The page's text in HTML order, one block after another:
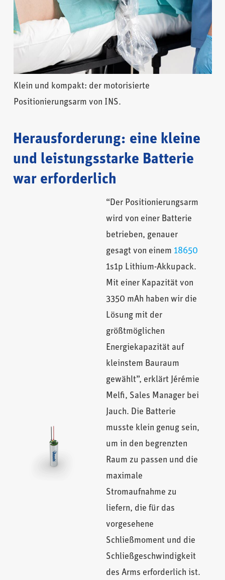
Klein und kompakt: der motorisierte
Positionierungsarm von INS.
Herausforderung: eine kleine
und leistungsstarke Batterie
war erforderlich
“Der Positionierungsarm
wird von einer Batterie
betrieben, genauer
gesagt von einem 18650
1s1p Lithium-Akkupack.
Mit einer Kapazität von
3350 mAh haben wir die
Lösung mit der
größtmöglichen
Energiekapazität auf
kleinstem Bauraum
gewählt”, erklärt Jérémie
Melfi, Sales Manager bei
Jauch. Die Batterie
musste klein genug sein,
um in den begrenzten
Raum zu passen und die
maximale
Stromaufnahme zu
liefern, die für das
vorgesehene
Schließmoment und die
Schließgeschwindigkeit
des Arms erforderlich ist.